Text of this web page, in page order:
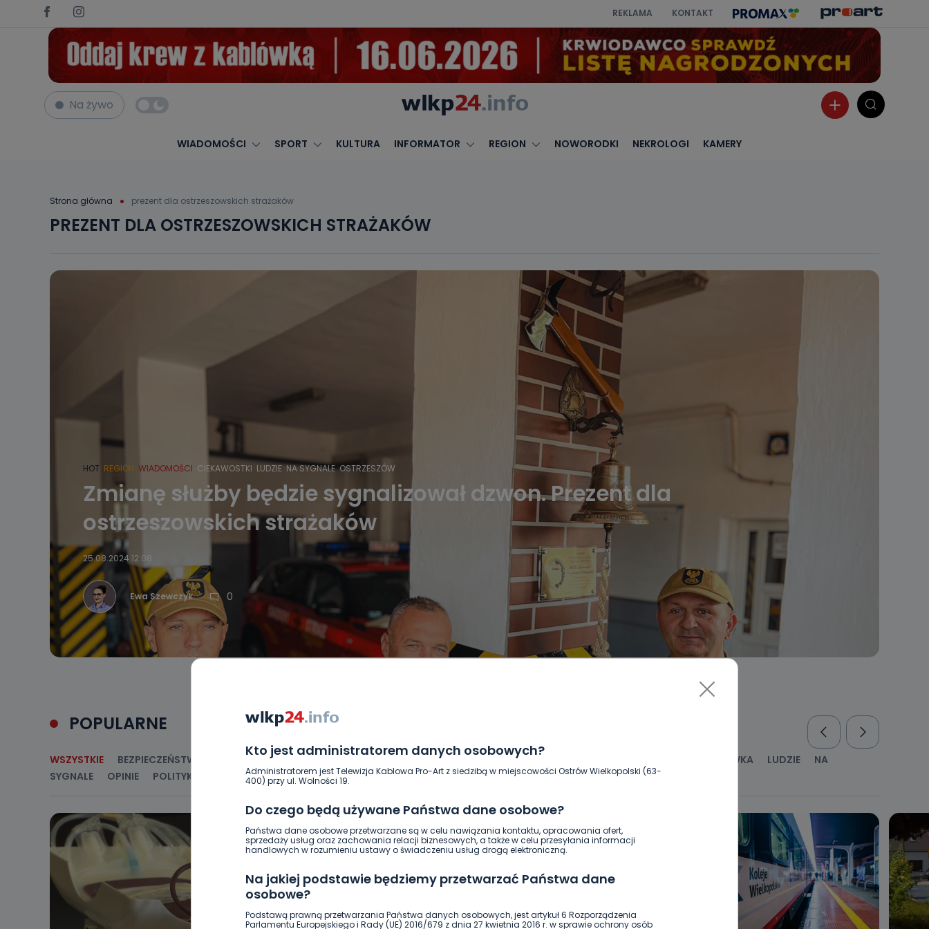
REKLAMA KONTAKT
Na żywo
WIADOMOŚCI SPORT KULTURA INFORMATOR REGION NOWORODKI NEKROLOGI KAMERY
Strona główna prezent dla ostrzeszowskich strażaków
Kto jest administratorem danych osobowych?
Administratorem jest Telewizja Kablowa Pro-Art z siedzibą w miejscowości Ostrów Wielkopolski (63-
400) przy ul. Wolności 19.
Do czego będą używane Państwa dane osobowe?
Państwa dane osobowe przetwarzane są w celu nawiązania kontaktu, opracowania ofert,
sprzedaży usług oraz zachowania relacji biznesowych, a także w celu przesyłania informacji
handlowych w rozumieniu ustawy o świadczeniu usług drogą elektroniczną.
Na jakiej podstawie będziemy przetwarzać Państwa dane
osobowe?
Podstawą prawną przetwarzania Państwa danych osobowych, jest artykuł 6 Rozporządzenia
Parlamentu Europejskiego i Rady (UE) 2016/679 z dnia 27 kwietnia 2016 r. w sprawie ochrony osób
PREZENT DLA OSTRZESZOWSKICH STRAŻAKÓW
HOT REGION WIADOMOŚCI CIEKAWOSTKI LUDZIE NA SYGNALE OSTRZESZÓW
Zmianę służby będzie sygnalizował dzwon. Prezent dla
ostrzeszowskich strażaków
25.08.2024 12:08
Ewa Szewczyk 0
POPULARNE
WSZYSTKIE BEZPIECZEŃSTWO CIEKAWOSTKI GOSPODARKA I FINANSE HISTORIA KULTURA I ROZRYWKA LUDZIE
NA
SYGNALE
OPINIE POLITYKA RELIGIA SAMORZĄD ŚRODOWISKO WASZE INFO WSZYSTKICH ŚWIĘTYCH WYWIADY